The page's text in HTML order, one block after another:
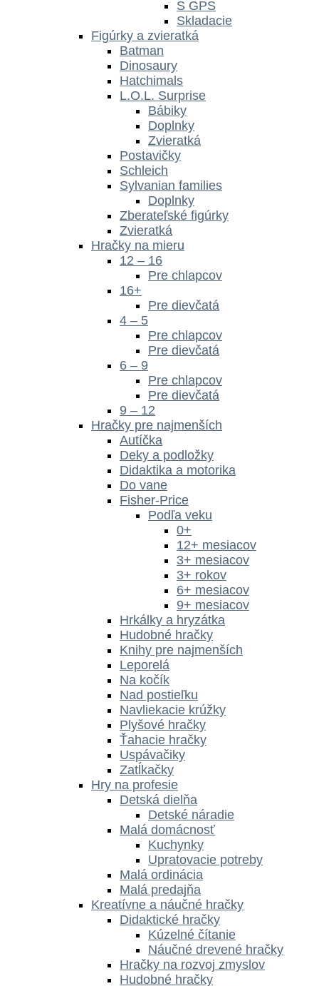
S GPS
Skladacie
Figúrky a zvieratká
Batman
Dinosaury
Hatchimals
L.O.L. Surprise
Bábiky
Doplnky
Zvieratká
Postavičky
Schleich
Sylvanian families
Doplnky
Zberateľské figúrky
Zvieratká
Hračky na mieru
12 – 16
Pre chlapcov
16+
Pre dievčatá
4 – 5
Pre chlapcov
Pre dievčatá
6 – 9
Pre chlapcov
Pre dievčatá
9 – 12
Hračky pre najmenších
Autíčka
Deky a podložky
Didaktika a motorika
Do vane
Fisher-Price
Podľa veku
0+
12+ mesiacov
3+ mesiacov
3+ rokov
6+ mesiacov
9+ mesiacov
Hrkálky a hryzátka
Hudobné hračky
Knihy pre najmenších
Leporelá
Na kočík
Nad postieľku
Navliekacie krúžky
Plyšové hračky
Ťahacie hračky
Uspávačiky
Zatĺkačky
Hry na profesie
Detská dielňa
Detské náradie
Malá domácnosť
Kuchynky
Upratovacie potreby
Malá ordinácia
Malá predajňa
Kreatívne a náučné hračky
Didaktické hračky
Kúzelné čítanie
Náučné drevené hračky
Hračky na rozvoj zmyslov
Hudobné hračky